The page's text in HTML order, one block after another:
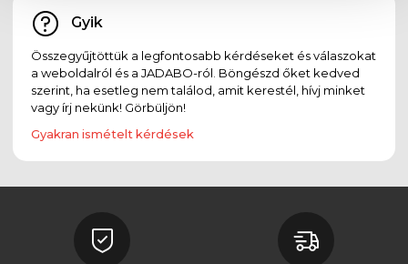
Gyik
Összegyűjtöttük a legfontosabb kérdéseket és válaszokat
a weboldalról és a JADABO-ról. Böngészd őket kedved
szerint, ha esetleg nem találod, amit kerestél, hívj minket
vagy írj nekünk! Görbüljön!
Gyakran ismételt kérdések